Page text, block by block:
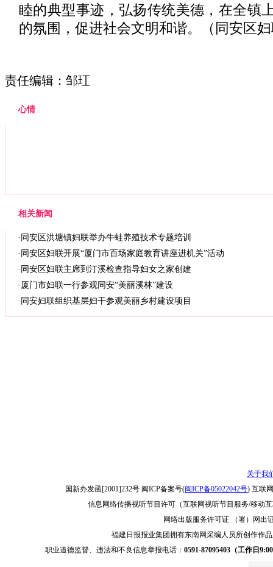
睦的典型事迹，弘扬传统美德，在全镇
的氛围，促进社会文明和谐。（同安区
责任编辑：邹玒
心情
相关新闻
· 同安区洪塘镇妇联举办牛蛙养殖技术专题培训
· 同安区妇联开展“厦门市百场家庭教育讲座进机关”活动
· 同安区妇联主席到汀溪检查指导妇女之家创建
· 厦门市妇联一行参观同安“美丽溪林”建设
· 同安妇联组织基层妇干参观美丽乡村建设项目